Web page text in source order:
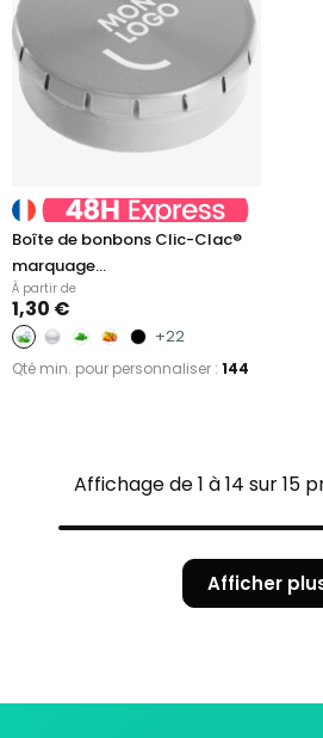
Boîte de bonbons Clic-Clac®
marquage...
À partir de
1,30 €
+22
Qté min. pour personnaliser : 144
Affichage de 1 à 14 sur 15
Afficher